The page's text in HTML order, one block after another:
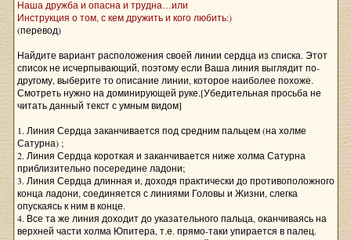
Наша дружба и опасна и трудна…или
Инструкция о том, с кем дружить и кого любить:)
(перевод)
Найдите вариант расположения своей линии сердца из списка. Этот
список не исчерпывающий, поэтому если Ваша линия выглядит по-
другому, выберите то описание линии, которое наиболее похоже.
Смотреть нужно на доминирующей руке.[Убедительная просьба не
читать данный текст с умным видом]
1. Линия Сердца заканчивается под средним пальцем (на холме
Сатурна) ;
2. Линия Сердца короткая и заканчивается ниже холма Сатурна
приблизительно посередине ладони;
3. Линия Сердца длинная и, доходя практически до противоположного
конца ладони, соединяется с линиями Головы и Жизни, слегка
опускаясь к ним в конце.
4. Все та же линия доходит до указательного пальца, оканчиваясь на
верхней части холма Юпитера, т.е. прямо-таки упирается в палец.